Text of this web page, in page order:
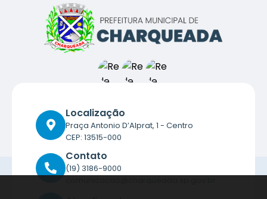
Localização
Praça Antonio D’Alprat, 1 - Centro
CEP: 13515-000
Contato
(19) 3186-9000